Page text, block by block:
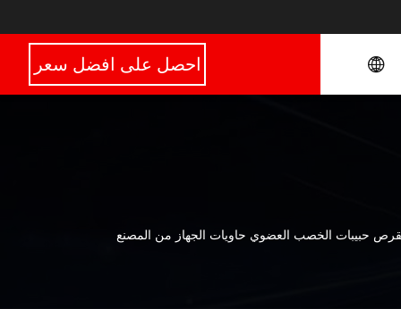
احصل على افضل سعر
حبيبات الخصب العضوي حاويات الجهاز من المصنع